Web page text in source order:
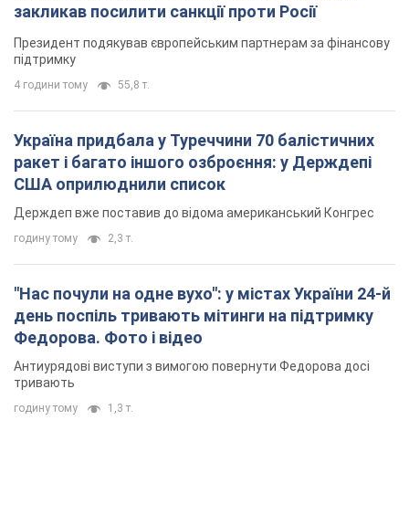
закликав посилити санкції проти Росії
Президент подякував європейським партнерам за фінансову
підтримку
4 години тому 55,8 т.
Україна придбала у Туреччини 70 балістичних
ракет і багато іншого озброєння: у Держдепі
США оприлюднили список
Держдеп вже поставив до відома американський Конгрес
годину тому 2,3 т.
"Нас почули на одне вухо": у містах України 24-й
день поспіль тривають мітинги на підтримку
Федорова. Фото і відео
Антиурядові виступи з вимогою повернути Федорова досі
тривають
годину тому 1,3 т.